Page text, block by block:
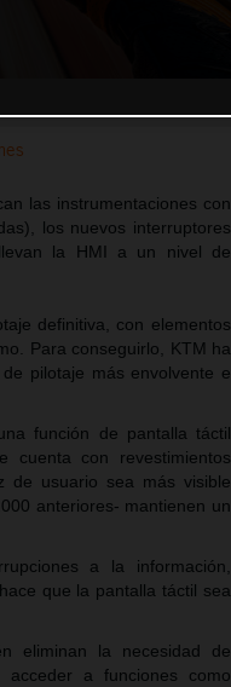
las instrumentaciones con
los nuevos interruptores
la HMI a un nivel de
definitiva, con elementos
Para conseguirlo, KTM ha
pilotaje más envolvente e
función de pantalla táctil
cuenta con revestimientos
de usuario sea más visible
anteriores- mantienen un
a la información,
que la pantalla táctil sea
eliminan la necesidad de
acceder a funciones como